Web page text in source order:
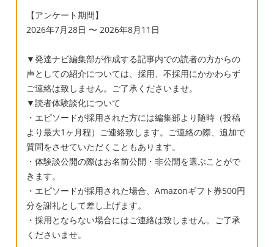
ことを行った際に3語文の指示理解力もある
し、落ち着きのなさとかは集団生活で経験し
れから今日まで言葉が爆発的に増えたり、親
子教室の成果なのか椅子に座っていられる時
間も増えたり、走っている子がいても真似せ
ず先生の方を見る事が出来たりと成長を感じ
ていたので、数分のやり取りで加配申請や療
育と併用と言われとてもショックでした。 小
児科の発達相談を行なっている先生に相談し
たところ言うほど目は合わなくないし3歳児は
みんなこんな感じと言われ、集団生活の経験
もないし、言葉の理解はあるから集団生活に
入ってから伸びるタイプと言わました。 親子
【アンケート期間】
2026年7月28日 〜 2026年8月11日
▼発達ナビ編集部が作成する記事内での読者の方からの
声としての紹介については、採用、不採用にかかわらず
ご連絡は致しません。ご了承くださいませ。
▼読者体験談化について
・エピソードが採用された方には編集部より随時（投稿
より最大1ヶ月程）ご連絡致します。ご連絡の際、追加で
質問をさせていただくこともあります。
・体験談公開の際はお名前公開・非公開を選ぶことがで
きます。
・エピソードが採用された場合、Amazonギフト券500円
分を謝礼として差し上げます。
・採用とならない場合にはご連絡は致しません。ご了承
くださいませ。